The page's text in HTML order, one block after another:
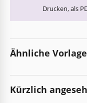
Drucken, als
Ähnliche
Kürzlich